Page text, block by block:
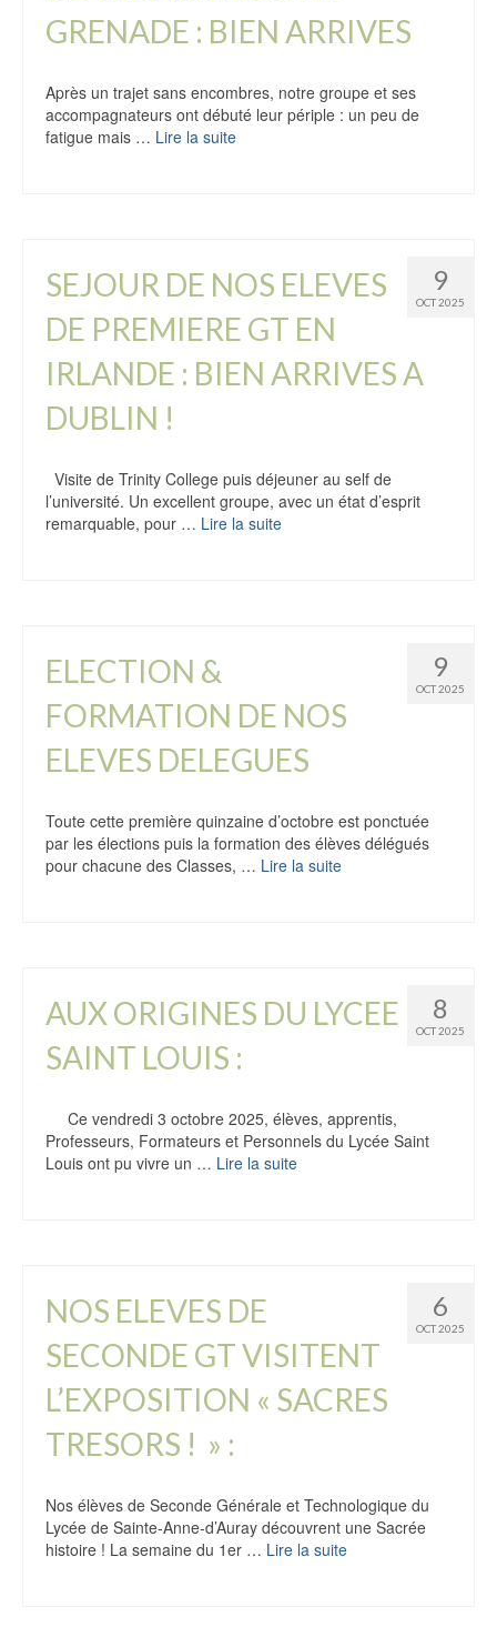
GRENADE : BIEN ARRIVES
Après un trajet sans encombres, notre groupe et ses
accompagnateurs ont débuté leur périple : un peu de
fatigue mais … Lire la suite
9
OCT 2025
SEJOUR DE NOS ELEVES
DE PREMIERE GT EN
IRLANDE : BIEN ARRIVES A
DUBLIN !
Visite de Trinity College puis déjeuner au self de
l’université. Un excellent groupe, avec un état d’esprit
remarquable, pour … Lire la suite
9
OCT 2025
ELECTION &
FORMATION DE NOS
ELEVES DELEGUES
Toute cette première quinzaine d’octobre est ponctuée
par les élections puis la formation des élèves délégués
pour chacune des Classes, … Lire la suite
8
OCT 2025
AUX ORIGINES DU LYCEE
SAINT LOUIS :
Ce vendredi 3 octobre 2025, élèves, apprentis,
Professeurs, Formateurs et Personnels du Lycée Saint
Louis ont pu vivre un … Lire la suite
6
OCT 2025
NOS ELEVES DE
SECONDE GT VISITENT
L’EXPOSITION « SACRES
TRESORS ! » :
Nos élèves de Seconde Générale et Technologique du
Lycée de Sainte-Anne-d’Auray découvrent une Sacrée
histoire ! La semaine du 1er … Lire la suite